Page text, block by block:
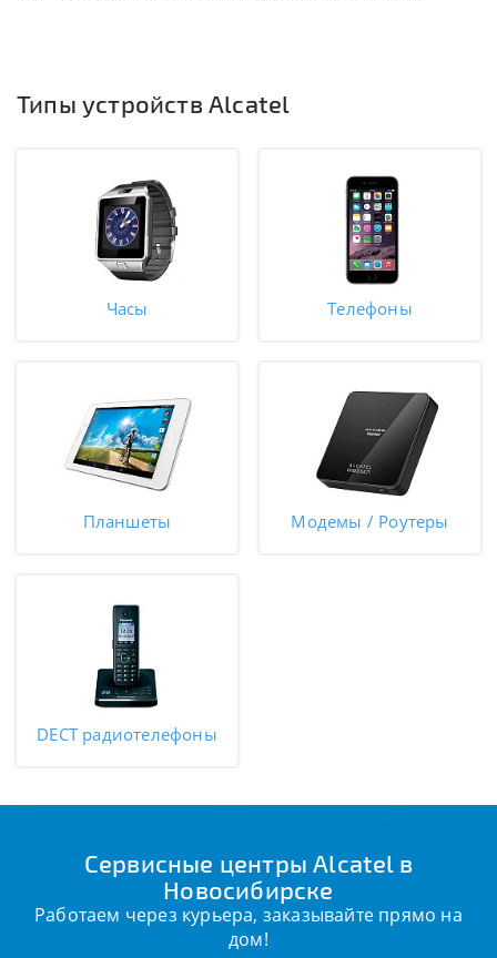
Типы устройств Alcatel
Часы Телефоны
Планшеты Модемы / Роутеры
DECT радиотелефоны
Сервисные центры Alcatel в
Новосибирске
Работаем через курьера, заказывайте прямо на
дом!